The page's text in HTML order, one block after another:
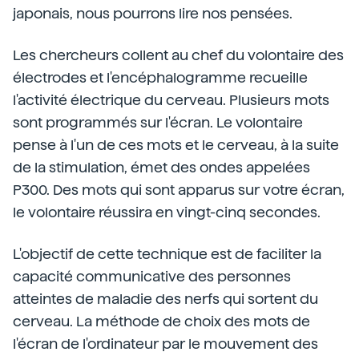
japonais, nous pourrons lire nos pensées.
Les chercheurs collent au chef du volontaire des
électrodes et l'encéphalogramme recueille
l'activité électrique du cerveau. Plusieurs mots
sont programmés sur l'écran. Le volontaire
pense à l'un de ces mots et le cerveau, à la suite
de la stimulation, émet des ondes appelées
P300. Des mots qui sont apparus sur votre écran,
le volontaire réussira en vingt-cinq secondes.
L'objectif de cette technique est de faciliter la
capacité communicative des personnes
atteintes de maladie des nerfs qui sortent du
cerveau. La méthode de choix des mots de
l'écran de l'ordinateur par le mouvement des